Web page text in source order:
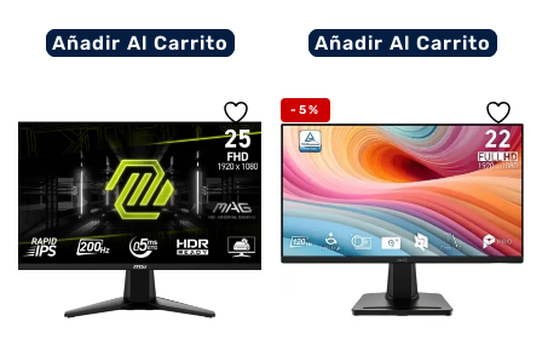
Añadir Al Carrito Añadir Al Carrito
-5%